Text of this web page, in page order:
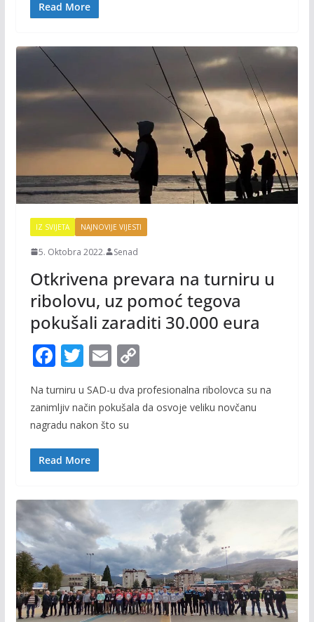
o
Read More
IZ SVIJETA NAJNOVIJE VIJESTI
5. Oktobra 2022. Senad
Otkrivena prevara na turniru u
ribolovu, uz pomoć tegova
pokušali zaraditi 30.000 eura
F
e
b
o
o
T
itt
er
E
m
ai
l
C
p
Na turniru u SAD-u dva profesionalna ribolovca su na
zanimljiv način pokušala da osvoje veliku novčanu
nagradu nakon što su
Read More